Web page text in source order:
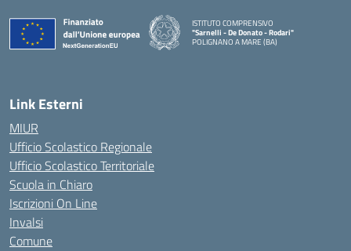
ISTITUTO COMPRENSIVO
"Sarnelli - De Donato - Rodari"
POLIGNANO A MARE (BA)
Link Esterni
MIUR
Ufficio Scolastico Regionale
Ufficio Scolastico Territoriale
Scuola in Chiaro
Iscrizioni On Line
Invalsi
Comune